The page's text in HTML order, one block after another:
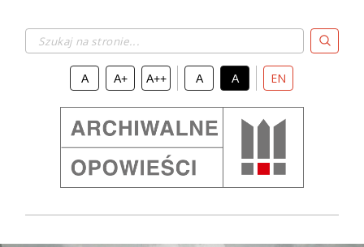
A A+ A++ A A EN